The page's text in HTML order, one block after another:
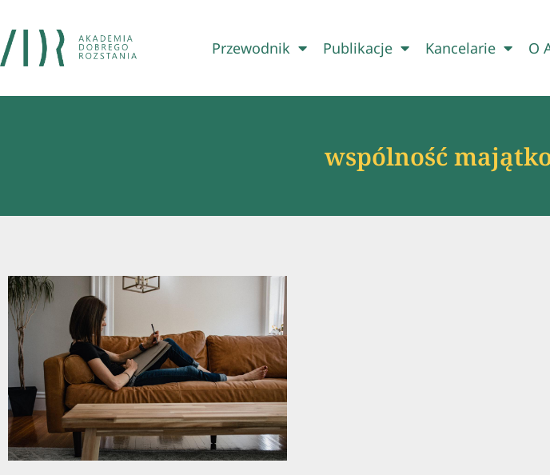
Przewodnik Publikacje Kancelarie O
wspólność